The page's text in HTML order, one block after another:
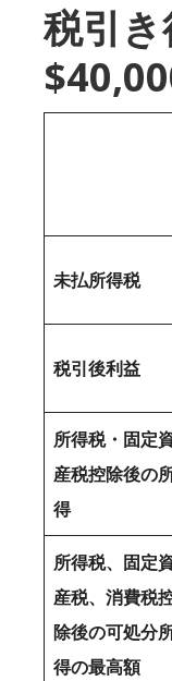
税引
未払所得税
税引後利益
所得税・固定
産税控除後の
得
所得税、固定
産税、消費税
除後の可処分
得の最高額